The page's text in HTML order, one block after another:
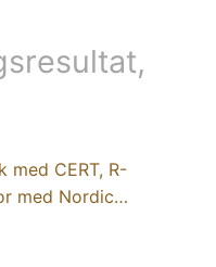
med CERT, R-
med Nordic…